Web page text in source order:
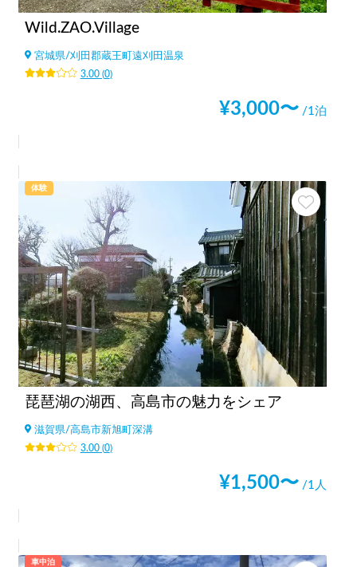
Wild.ZAO.Village
宮城県/刈田郡蔵王町遠刈田温泉
3.00(0)
¥3,000〜 /1泊
体験
琵琶湖の湖西、高島市の魅力をシェア
滋賀県/高島市新旭町深溝
3.00(0)
¥1,500〜 /1人
車中泊